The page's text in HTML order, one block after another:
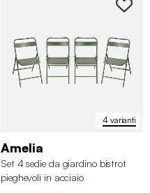
4 varianti
Amelia
Set 4 sedie da giardino bistrot
pieghevoli in acciaio